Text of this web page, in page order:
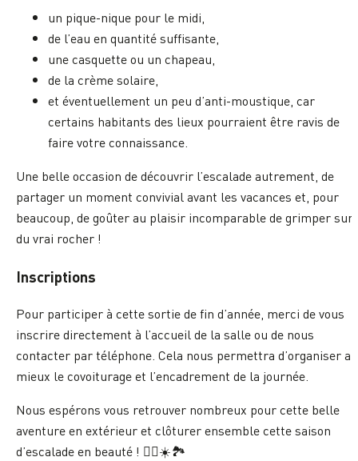
un pique-nique pour le midi,
de l’eau en quantité suffisante,
une casquette ou un chapeau,
de la crème solaire,
et éventuellement un peu d’anti-moustique, car
certains habitants des lieux pourraient être ravis de
faire votre connaissance.
Une belle occasion de découvrir l’escalade autrement, de
partager un moment convivial avant les vacances et, pour
beaucoup, de goûter au plaisir incomparable de grimper sur
du vrai rocher !
Inscriptions
Pour participer à cette sortie de fin d’année, merci de vous
inscrire directement à l’accueil de la salle ou de nous
contacter par téléphone. Cela nous permettra d’organiser au
mieux le covoiturage et l’encadrement de la journée.
Nous espérons vous retrouver nombreux pour cette belle
aventure en extérieur et clôturer ensemble cette saison
d’escalade en beauté ! 🧗‍♀️☀️🏞️